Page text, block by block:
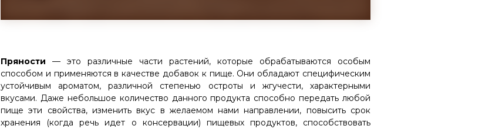
Пряности — это различные части растений, которые обрабатываются особым
способом и применяются в качестве добавок к пище. Они обладают специфическим
устойчивым ароматом, различной степенью остроты и жгучести, характерными
вкусами. Даже небольшое количество данного продукта способно передать любой
пище эти свойства, изменить вкус в желаемом нами направлении, повысить срок
хранения (когда речь идет о консервации) пищевых продуктов, способствовать